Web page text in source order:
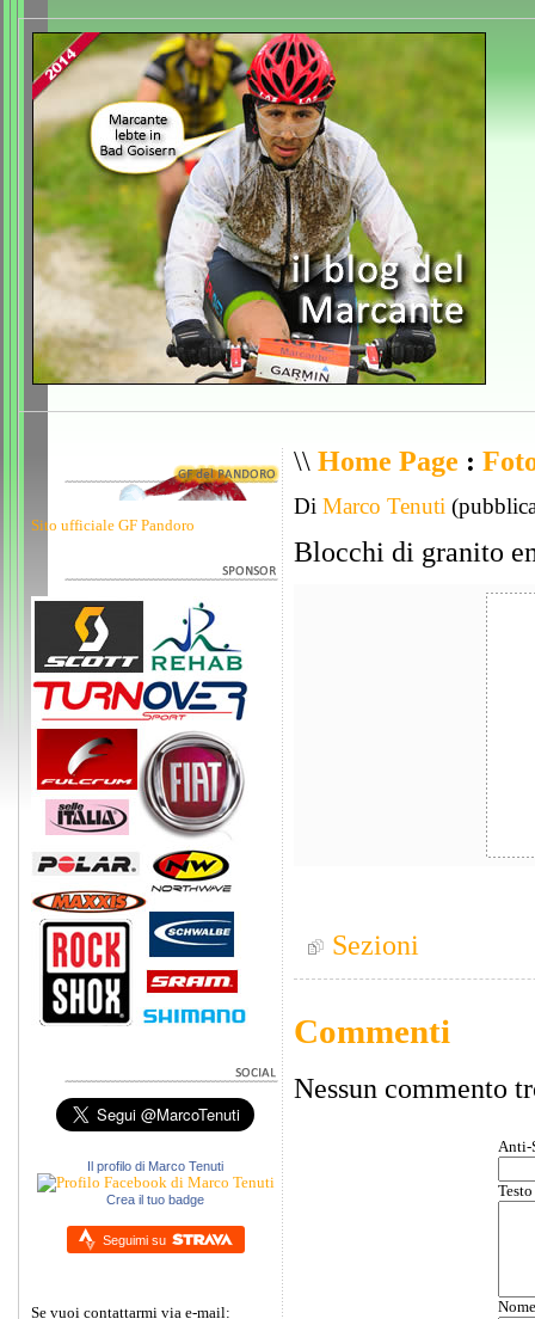
Sito ufficiale GF Pandoro
Il profilo di Marco Tenuti
Crea il tuo badge
Seguimi su
Se vuoi contattarmi via e-mail:
\\ Home Page :
Di Marco Tenuti
Blocchi di granito
Sezioni
Commenti
Nessun commento
Anti-
Nome